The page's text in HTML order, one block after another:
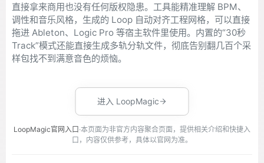
直接拿来商用也没有任何版权隐患。工具能精准理解 BPM、
调性和音乐风格，生成的 Loop 自动对齐工程网格，可以直接
拖进 Ableton、Logic Pro 等宿主软件里使用。内置的“30秒
Track”模式还能直接生成多轨分轨文件，彻底告别翻几百个采
样包找不到满意音色的烦恼。
进入 LoopMagic
LoopMagic官网入口 ·本页面为非官方内容聚合页面，提供相关介绍和快捷入
口，内容仅供参考，具体以官网为准。